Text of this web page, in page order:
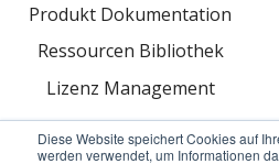
Diese Website speichert Cookies auf
werden verwendet, um Informationen
Produkt Dokumentation
Ressourcen Bibliothek
Lizenz Management